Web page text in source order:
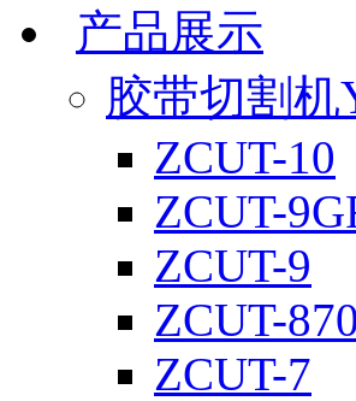
产品展示
胶带切割机
ZCUT-10
ZCUT-
ZCUT-9
ZCUT-870
ZCUT-7